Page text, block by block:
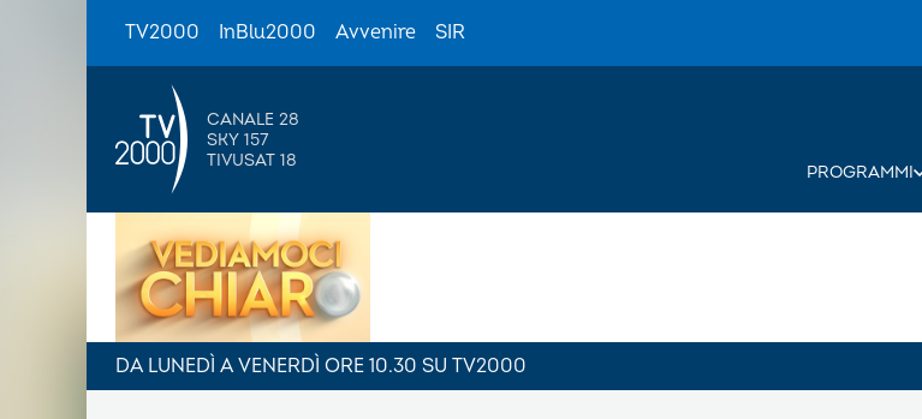
TV2000 InBlu2000 Avvenire SIR
CANALE 28
SKY 157
TIVUSAT 18
PROGRAMMI
DA LUNEDÌ A VENERDÌ ORE 10.30 SU TV2000